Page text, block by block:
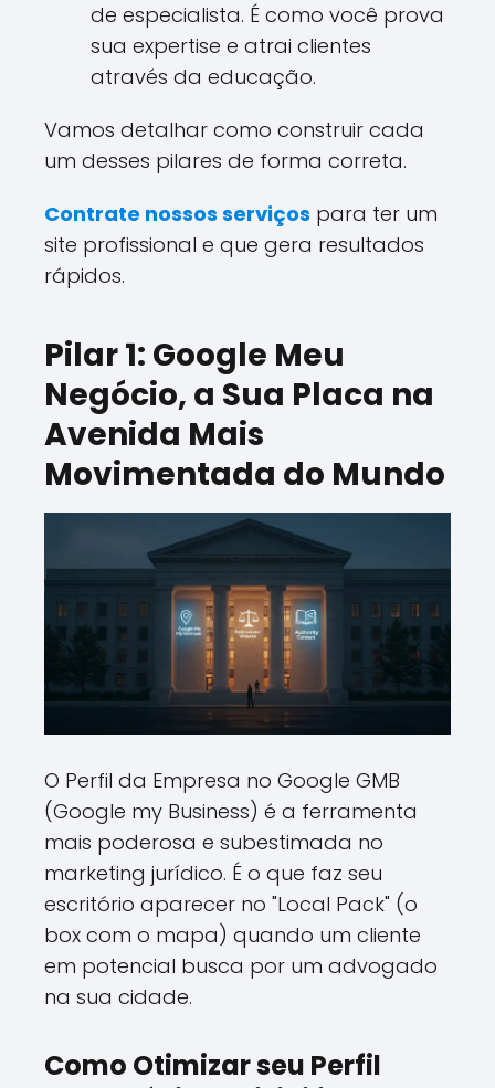
de especialista. É como você prova
sua expertise e atrai clientes
através da educação.
Vamos detalhar como construir cada
um desses pilares de forma correta.
Contrate nossos serviços para ter um
site profissional e que gera resultados
rápidos.
Pilar 1: Google Meu
Negócio, a Sua Placa na
Avenida Mais
Movimentada do Mundo
O Perfil da Empresa no Google GMB
(Google my Business) é a ferramenta
mais poderosa e subestimada no
marketing jurídico. É o que faz seu
escritório aparecer no "Local Pack" (o
box com o mapa) quando um cliente
em potencial busca por um advogado
na sua cidade.
Como Otimizar seu Perfil